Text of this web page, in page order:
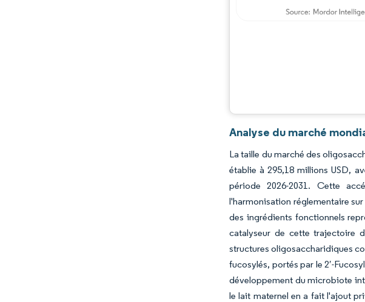
Analyse du marché
La taille du marché des
établie à 295,18 millions USD,
période 2026-2031. Cette
l'harmonisation réglementaire
des ingrédients fonctionnels
catalyseur de cette trajectoire
structures oligosaccharidiques
fucosylés, portés par le 2′-
développement du microbiote
le lait maternel en a fait l'ajout